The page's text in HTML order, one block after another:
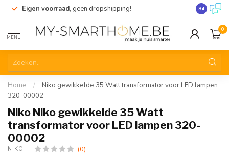
Eigen voorraad, geen dropshipping! 9.4
MENU
0
Home /
Niko gewikkelde 35 Watt transformator voor LED lampen
320-00002
Niko Niko gewikkelde 35 Watt
transformator voor LED lampen 320-
00002
NIKO (0)